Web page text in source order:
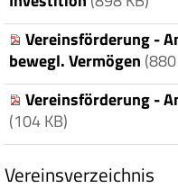
Vereinsförderung -
bewegl. Vermögen
Vereinsförderung -
(104 KB)
Vereinsverzeichnis